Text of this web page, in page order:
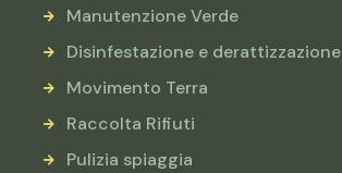
Manutenzione Verde
Disinfestazione e derattizzazione
Movimento Terra
Raccolta Rifiuti
Pulizia spiaggia